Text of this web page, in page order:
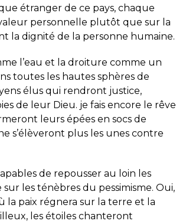
étranger de ce pays, chaque
personnelle plutôt que sur la
la dignité de la personne humaine.
l’eau et la droiture comme un
toutes les hautes sphères de
élus qui rendront justice,
de leur Dieu. je fais encore le rêve
leurs épées en socs de
s’élèveront plus les unes contre
de repousser au loin les
les ténèbres du pessimisme. Oui,
la paix régnera sur la terre et la
les étoiles chanteront